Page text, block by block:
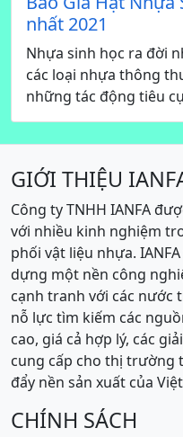
nhất 2021
Nhựa sinh học ra đời
các loại nhựa thông
những tác động tiêu
GIỚI THIỆU
Công ty TNHH IANFA
với nhiều kinh nghiệm
phối vật liệu nhựa.
dựng một nền công
cạnh tranh với các nước
nỗ lực tìm kiếm các
cao, giá cả hợp lý, các
cung cấp cho thị trường
đẩy nền sản xuất của
CHÍNH SÁCH